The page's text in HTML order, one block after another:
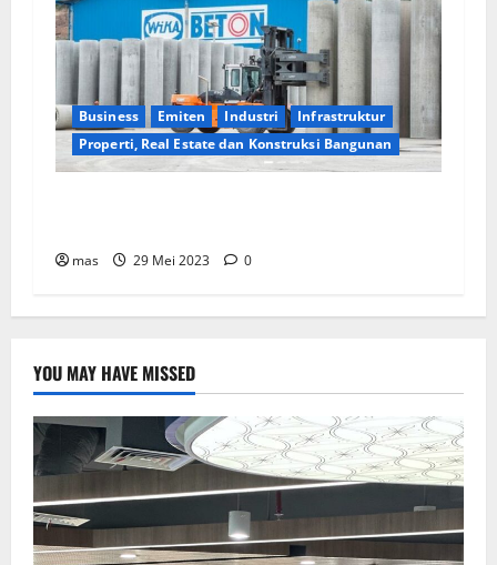
Business Emiten Industri
Infrastruktur
Properti, Real Estate dan Konstruksi Bangunan
mas 29 Mei 2023 0
YOU MAY HAVE MISSED